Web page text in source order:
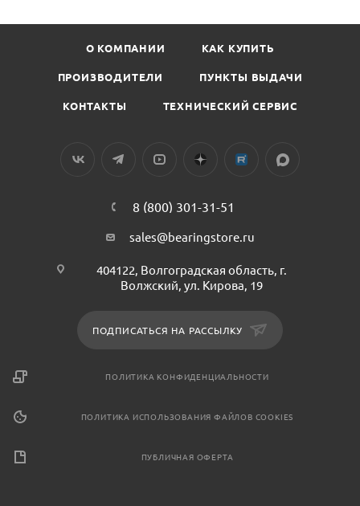
О КОМПАНИИ КАК КУПИТЬ
ПРОИЗВОДИТЕЛИ ПУНКТЫ ВЫДАЧИ
КОНТАКТЫ ТЕХНИЧЕСКИЙ СЕРВИС
8 (800) 301-31-51
sales@bearingstore.ru
404122, Волгоградская область, г.
Волжский, ул. Кирова, 19
ПОДПИСАТЬСЯ НА РАССЫЛКУ
ПОЛИТИКА КОНФИДЕНЦИАЛЬНОСТИ
ПОЛИТИКА ИСПОЛЬЗОВАНИЯ ФАЙЛОВ COOKIES
ПУБЛИЧНАЯ ОФЕРТА